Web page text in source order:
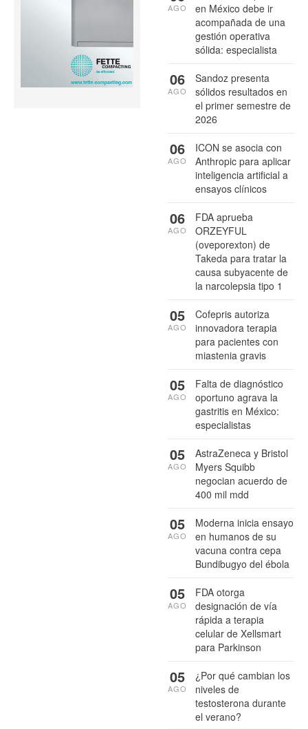
en México debe ir
acompañada de una
gestión operativa
sólida: especialista
AGO
Sandoz presenta
sólidos resultados en
el primer semestre de
2026
06
AGO
ICON se asocia con
Anthropic para aplicar
inteligencia artificial a
ensayos clínicos
06
AGO
FDA aprueba
ORZEYFUL
(oveporexton) de
Takeda para tratar la
causa subyacente de
la narcolepsia tipo 1
06
AGO
Cofepris autoriza
innovadora terapia
para pacientes con
miastenia gravis
05
AGO
Falta de diagnóstico
oportuno agrava la
gastritis en México:
especialistas
05
AGO
AstraZeneca y Bristol
Myers Squibb
negocian acuerdo de
400 mil mdd
05
AGO
Moderna inicia ensayo
en humanos de su
vacuna contra cepa
Bundibugyo del ébola
05
AGO
FDA otorga
designación de vía
rápida a terapia
celular de Xellsmart
para Parkinson
05
AGO
¿Por qué cambian los
niveles de
testosterona durante
el verano?
05
AGO